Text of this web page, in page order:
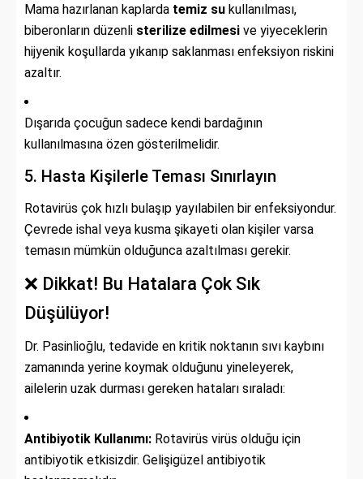
Mama hazırlanan kaplarda temiz su kullanılması,
biberonların düzenli sterilize edilmesi ve yiyeceklerin
hijyenik koşullarda yıkanıp saklanması enfeksiyon riskini
azaltır.
Dışarıda çocuğun sadece kendi bardağının
kullanılmasına özen gösterilmelidir.
5. Hasta Kişilerle Teması Sınırlayın
Rotavirüs çok hızlı bulaşıp yayılabilen bir enfeksiyondur.
Çevrede ishal veya kusma şikayeti olan kişiler varsa
temasın mümkün olduğunca azaltılması gerekir.
❌ Dikkat! Bu Hatalara Çok Sık
Düşülüyor!
Dr. Pasinlioğlu, tedavide en kritik noktanın sıvı kaybını
zamanında yerine koymak olduğunu yineleyerek,
ailelerin uzak durması gereken hataları sıraladı:
Antibiyotik Kullanımı: Rotavirüs virüs olduğu için
antibiyotik etkisizdir. Gelişigüzel antibiyotik